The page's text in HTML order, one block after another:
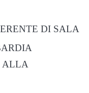
DI SALA
ALLA